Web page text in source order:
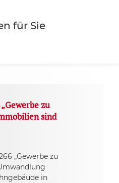
für Sie
zu
sind
„Gewerbe zu
in